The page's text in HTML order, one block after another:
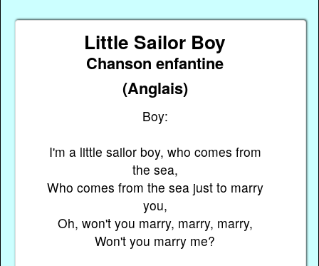
Little Sailor Boy
Chanson enfantine
(Anglais)
Boy:
I'm a little sailor boy, who comes from
the sea,
Who comes from the sea just to marry
you,
Oh, won't you marry, marry, marry,
Won't you marry me?